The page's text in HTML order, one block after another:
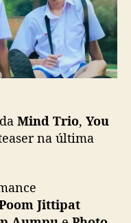
n
d
M
y
S
r
s
n
h
Mind Trio, You
na última
Jittipat